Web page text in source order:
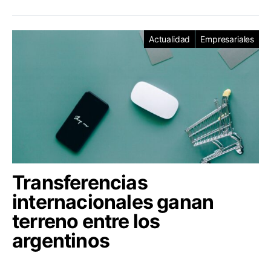
Actualidad Empresariales
Transferencias
internacionales ganan
terreno entre los
argentinos